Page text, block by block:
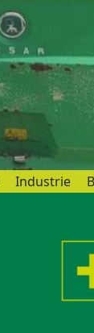
Industrie